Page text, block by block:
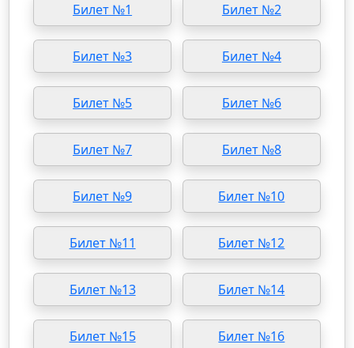
Билет №1 Билет №2
Билет №3 Билет №4
Билет №5 Билет №6
Билет №7 Билет №8
Билет №9 Билет №10
Билет №11 Билет №12
Билет №13 Билет №14
Билет №15 Билет №16